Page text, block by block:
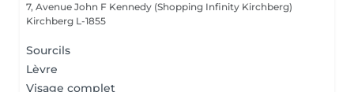
7, Avenue John F Kennedy (Shopping Infinity Kirchberg)
Kirchberg L-1855
Sourcils
Lèvre
Visage complet